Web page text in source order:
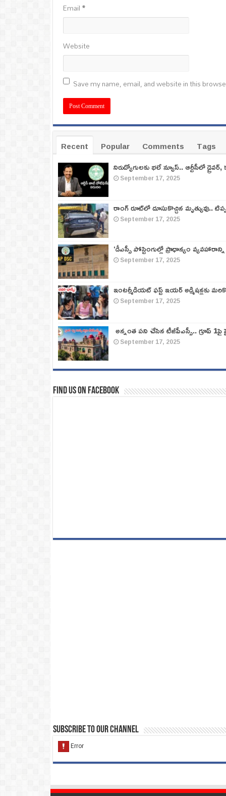
Email*
Website
Save my name, email, and website in this
Recent Popular Comments
Tags
నిరుద్యోగులకు భలే న్యూస్.. ఆర్టీసీలో
September 17, 2025
రాంగ్ రూట్‌లో దూసుకొచ్చిన మృత్యువు..
September 17, 2025
‘డీఎస్సీ పోస్టింగుల్లో ప్రాధాన్యం
September 17, 2025
ఇంటర్మీడియట్ ఫస్ట్‌ ఇయర్‌ అడ్మిషన్లకు
September 17, 2025
అన్నంత పని చేసిన టీజీపీఎస్సీ.. గ్రూప్‌
September 17, 2025
Find us on Facebook
Subscribe to our Channel